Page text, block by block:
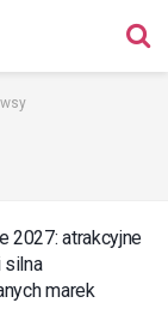
2027: atrakcyjne
silna
marek